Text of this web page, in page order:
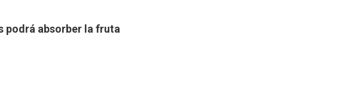
podrá absorber la fruta